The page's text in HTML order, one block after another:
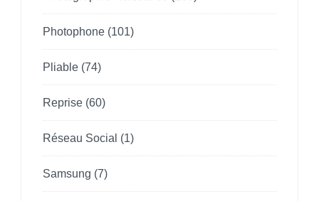
Photophone (101)
Pliable (74)
Reprise (60)
Réseau Social (1)
Samsung (7)